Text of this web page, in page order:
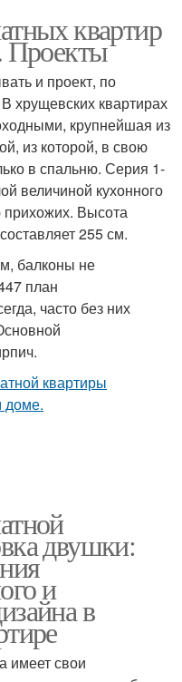
квартир
Проекты
и проект, по
хрущевских квартирах
крупнейшая из
из которой, в свою
в спальню. Серия 1-
величиной кухонного
прихожих. Высота
255 см.
балконы не
план
часто без них
двушки:
и
в
имеет свои